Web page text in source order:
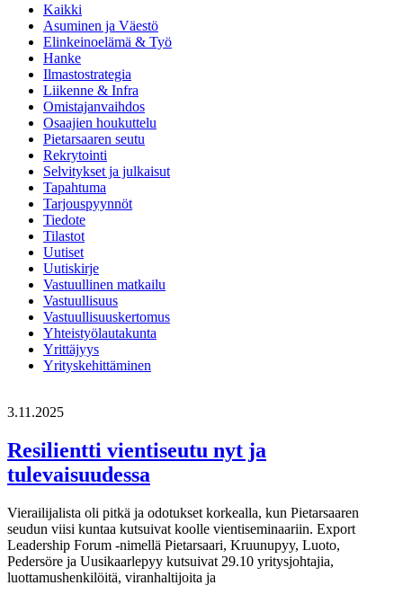
Kaikki
Asuminen ja Väestö
Elinkeinoelämä & Työ
Hanke
Ilmastostrategia
Liikenne & Infra
Omistajanvaihdos
Osaajien houkuttelu
Pietarsaaren seutu
Rekrytointi
Selvitykset ja julkaisut
Tapahtuma
Tarjouspyynnöt
Tiedote
Tilastot
Uutiset
Uutiskirje
Vastuullinen matkailu
Vastuullisuus
Vastuullisuuskertomus
Yhteistyölautakunta
Yrittäjyys
Yrityskehittäminen
3.11.2025
Resilientti vientiseutu nyt ja
tulevaisuudessa
Vierailijalista oli pitkä ja odotukset korkealla, kun Pietarsaaren
seudun viisi kuntaa kutsuivat koolle vientiseminaariin. Export
Leadership Forum -nimellä Pietarsaari, Kruunupyy, Luoto,
Pedersöre ja Uusikaarlepyy kutsuivat 29.10 yritysjohtajia,
luottamushenkilöitä, viranhaltijoita ja